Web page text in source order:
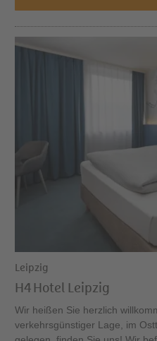
Leipzig
H4 Hotel Leipzig
Wir heißen Sie herzlich
verkehrsgünstiger Lage, im